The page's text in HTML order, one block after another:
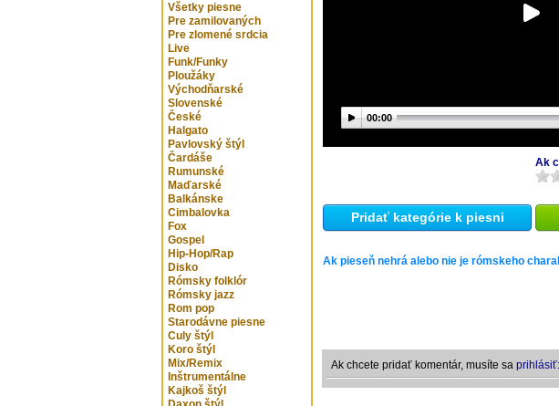
Všetky piesne
Pre zamilovaných
Pre zlomené srdcia
Live
Funk/Funky
Ploužáky
Východňarské
Slovenské
České
Halgato
Pavlovský štýl
Čardáše
Rumunské
Maďarské
Balkánske
Cimbalovka
Fox
Gospel
Hip-Hop/Rap
Disko
Rómsky folklór
Rómsky jazz
Rom pop
Starodávne piesne
Culy štýl
Koro štýl
Mix/Remix
Inštrumentálne
Kajkoš štýl
00:00
Ak
Pridať kategórie k piesni
Ak pieseň nehrá alebo nie je rómskeho
Ak chcete pridať komentár, musíte sa prihlásiť: